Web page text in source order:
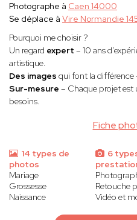
Fiche
Photographe à Caen 14000
Se déplace à Vire Normandie
Pourquoi me choisir ?
Un regard expert – 10 ans
artistique.
Des images qui font la
Sur-mesure – Chaque projet est
besoins.
14 types de
photos
Mariage
Grossesse
Naissance
6
Retouche
Vidéo et